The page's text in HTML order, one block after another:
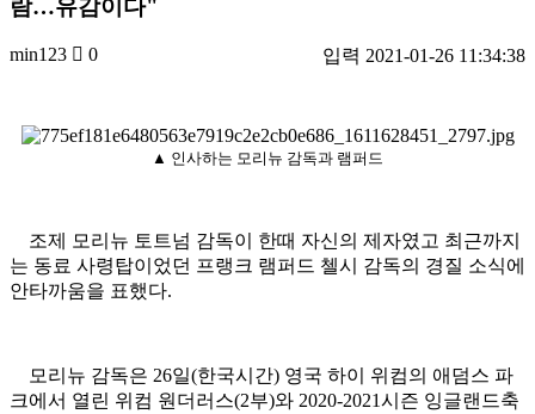
람…유감이다"
min123 0 입력 2021-01-26 11:34:38
▲ 인사하는 모리뉴 감독과 램퍼드
조제 모리뉴 토트넘 감독이 한때 자신의 제자였고 최근까지
는 동료 사령탑이었던 프랭크 램퍼드 첼시 감독의 경질 소식에
안타까움을 표했다.
모리뉴 감독은 26일(한국시간) 영국 하이 위컴의 애덤스 파
크에서 열린 위컴 원더러스(2부)와 2020-2021시즌 잉글랜드축